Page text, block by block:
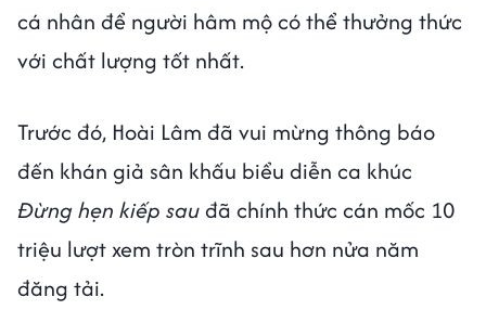
cá nhân để người hâm mộ có thể thưởng thức
với chất lượng tốt nhất.
Trước đó, Hoài Lâm đã vui mừng thông báo
đến khán giả sân khấu biểu diễn ca khúc
Đừng hẹn kiếp sauđã chính thức cán mốc 10
triệu lượt xem tròn trĩnh sau hơn nửa năm
đăng tải.